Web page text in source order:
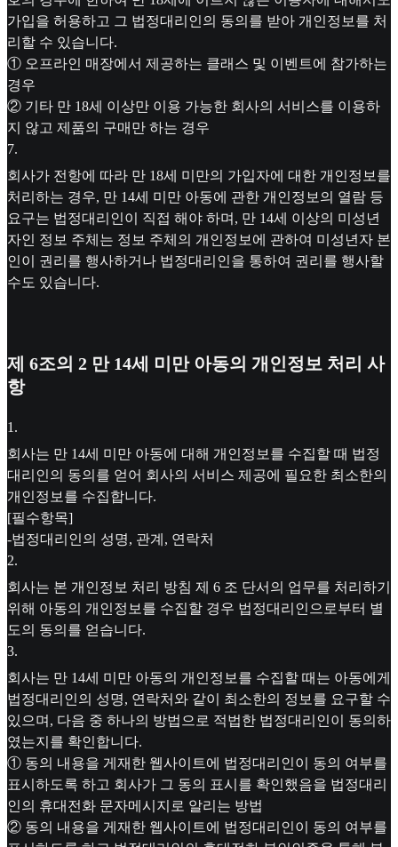
가입을 허용하고 그 법정대리인의 동의를 받아 개인정보를 처
리할 수 있습니다.
① 오프라인 매장에서 제공하는 클래스 및 이벤트에 참가하는
경우
② 기타 만 18세 이상만 이용 가능한 회사의 서비스를 이용하
지 않고 제품의 구매만 하는 경우
7.
회사가 전항에 따라 만 18세 미만의 가입자에 대한 개인정보를
처리하는 경우, 만 14세 미만 아동에 관한 개인정보의 열람 등
요구는 법정대리인이 직접 해야 하며, 만 14세 이상의 미성년
자인 정보 주체는 정보 주체의 개인정보에 관하여 미성년자 본
인이 권리를 행사하거나 법정대리인을 통하여 권리를 행사할
수도 있습니다.
제 6조의 2 만 14세 미만 아동의 개인정보 처리 사
항
1 .
회사는 만 14세 미만 아동에 대해 개인정보를 수집할 때 법정
대리인의 동의를 얻어 회사의 서비스 제공에 필요한 최소한의
개인정보를 수집합니다.
[필수항목]
-법정대리인의 성명, 관계, 연락처
2.
회사는 본 개인정보 처리 방침 제 6 조 단서의 업무를 처리하기
위해 아동의 개인정보를 수집할 경우 법정대리인으로부터 별
도의 동의를 얻습니다.
3.
회사는 만 14세 미만 아동의 개인정보를 수집할 때는 아동에게
법정대리인의 성명, 연락처와 같이 최소한의 정보를 요구할 수
있으며, 다음 중 하나의 방법으로 적법한 법정대리인이 동의하
였는지를 확인합니다.
① 동의 내용을 게재한 웹사이트에 법정대리인이 동의 여부를
표시하도록 하고 회사가 그 동의 표시를 확인했음을 법정대리
인의 휴대전화 문자메시지로 알리는 방법
② 동의 내용을 게재한 웹사이트에 법정대리인이 동의 여부를